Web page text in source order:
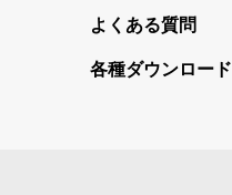
よくある質問
各種ダウンロード